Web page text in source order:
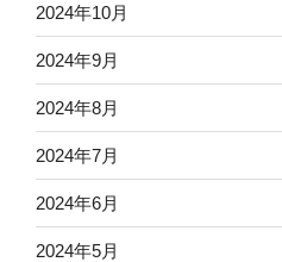
2024年10月
2024年9月
2024年8月
2024年7月
2024年6月
2024年5月